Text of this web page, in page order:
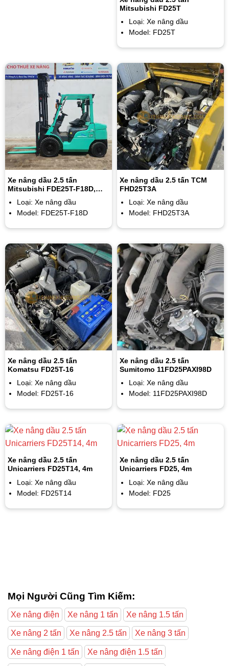
Mitsubishi FD25T
Loại: Xe nâng dầu
Model: FD25T
Xe nâng dầu 2.5 tấn
Mitsubishi FDE25T-F18D,
4m, sx 2020, số tự động
Loại: Xe nâng dầu
Model: FDE25T-F18D
Xe nâng dầu 2.5 tấn TCM
FHD25T3A
Loại: Xe nâng dầu
Model: FHD25T3A
Xe nâng dầu 2.5 tấn
Komatsu FD25T-16
Loại: Xe nâng dầu
Model: FD25T-16
Xe nâng dầu 2.5 tấn
Sumitomo 11FD25PAXI98D
Loại: Xe nâng dầu
Model: 11FD25PAXI98D
Xe nâng dầu 2.5 tấn
Unicarriers FD25T14, 4m
Loại: Xe nâng dầu
Model: FD25T14
Xe nâng dầu 2.5 tấn
Unicarriers FD25, 4m
Loại: Xe nâng dầu
Model: FD25
Mọi Người Cũng Tìm Kiếm:
Xe nâng điện Xe nâng 1 tấn Xe nâng 1.5 tấn
Xe nâng 2 tấn Xe nâng 2.5 tấn Xe nâng 3 tấn
Xe nâng điện 1 tấn Xe nâng điện 1.5 tấn